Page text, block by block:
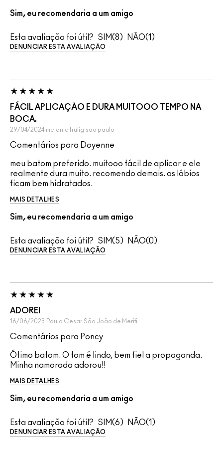
Sim, eu recomendaria a um amigo
Esta avaliação foi útil? 8 1
DENUNCIAR ESTA AVALIAÇÃO
FÁCIL APLICAÇÃO E DURA MUITOOO TEMPO NA
BOCA.
29/04/2024 melanie frutig sao paulo
Comentários para Doyenne
meu batom preferido. muitooo fácil de aplicar e ele
realmente dura muito. recomendo demais. os lábios
ficam bem hidratados.
MAIS DETALHES
Sim, eu recomendaria a um amigo
Esta avaliação foi útil? 5 0
DENUNCIAR ESTA AVALIAÇÃO
ADOREI
16/06/2023 Paulo Cesar São João de Meriti
Comentários para Poncy
Ótimo batom. O tom é lindo, bem fiel a propaganda.
Minha namorada adorou!!
MAIS DETALHES
Sim, eu recomendaria a um amigo
Esta avaliação foi útil? 6 1
DENUNCIAR ESTA AVALIAÇÃO